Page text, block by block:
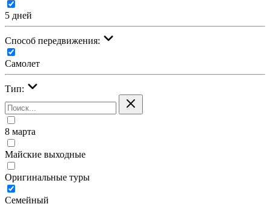
5 дней
Cпособ передвижения:
Самолет
Тип:
8 марта
Майские выходные
Оригинальные туры
Семейный